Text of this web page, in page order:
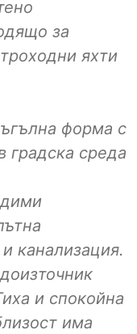
за
яхти
форма с
градска среда
канализация.
и спокойна
има